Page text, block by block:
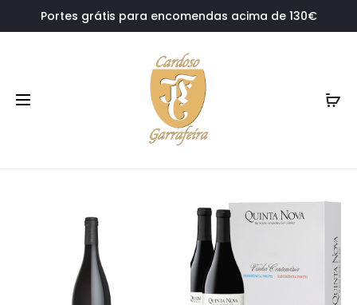
Portes grátis para encomendas acima de 130€